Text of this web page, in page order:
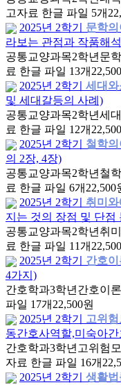
고자료 한글 파일 5개
2025년 2학기
문학의
라보는 관점과 작품해
공통교양과목2학년 문
료 한글 파일 13개
2025년 2학기
세대
및 세대갈등의 사례)
공통교양과목2학년세
료 한글 파일 12개
2025년 2학기
철학의
의 2장, 4장)
공통교양과목2학년 철
료 한글 파일 6개 22,500
2025년 2학기
취미
지는 것의 장점 및 단점
공통교양과목2학년 취
료 한글 파일 11개
2025년 2학기
간호
4가지)
간호학과3학년 간호이
파일 17개 22,500원
2025년 2학기
고위
동간호사역할,미숙아
간호학과3학년 고위험
자료 한글 파일 16개
2025년 2학기
생활법